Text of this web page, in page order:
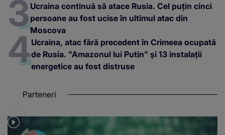
Ucraina continuă să atace Rusia. Cel puțin cinci
persoane au fost ucise în ultimul atac din
Moscova
Ucraina, atac fără precedent în Crimeea ocupată
de Rusia. "Amazonul lui Putin" și 13 instalații
energetice au fost distruse
Parteneri